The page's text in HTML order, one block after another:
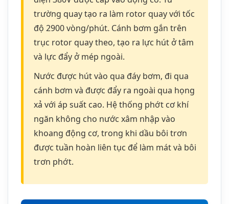
được tuần hoàn liên tục để làm mát và bôi
trơn phớt.
Hướng Dẫn Lắp Đặt Chi
Tiết
Chuẩn Bị Trước Khi Lắp Đặt
Trước khi lắp đặt
máy bơm chìm nước
Tsurumi KTZ 22.2, cần kiểm tra kỹ các
yếu tố sau: Nguồn điện 380V/3 pha phải ổn
định, điện áp dao động không quá ±10%.